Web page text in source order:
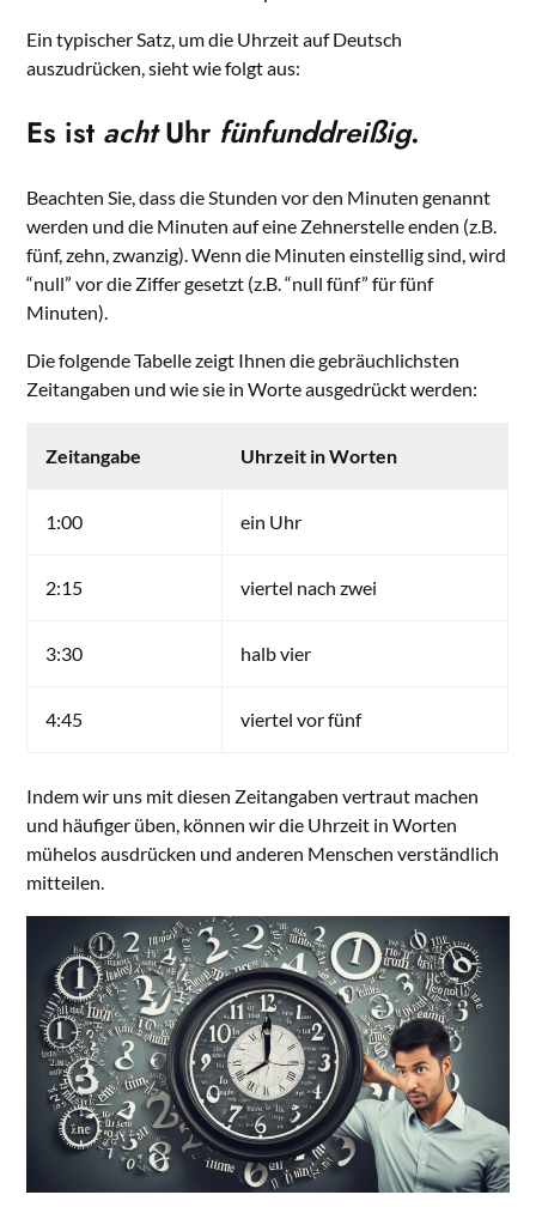
Ein typischer Satz, um die Uhrzeit auf Deutsch
auszudrücken, sieht wie folgt aus:
Es ist achtUhr fünfunddreißig.
Beachten Sie, dass die Stunden vor den Minuten genannt
werden und die Minuten auf eine Zehnerstelle enden (z.B.
fünf, zehn, zwanzig). Wenn die Minuten einstellig sind, wird
“null” vor die Ziffer gesetzt (z.B. “null fünf” für fünf
Minuten).
Die folgende Tabelle zeigt Ihnen die gebräuchlichsten
Zeitangaben und wie sie in Worte ausgedrückt werden:
Zeitangabe Uhrzeit in Worten
1:00 ein Uhr
2:15 viertel nach zwei
3:30 halb vier
4:45 viertel vor fünf
Indem wir uns mit diesen Zeitangaben vertraut machen
und häufiger üben, können wir die Uhrzeit in Worten
mühelos ausdrücken und anderen Menschen verständlich
mitteilen.